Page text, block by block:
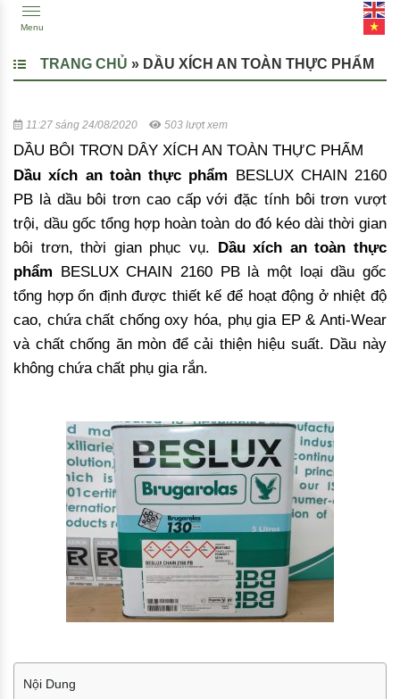
Menu
TRANG CHỦ » DẦU XÍCH AN TOÀN THỰC PHẨM
11:27 sáng 24/08/2020 503 lượt xem
DẦU BÔI TRƠN DÂY XÍCH AN TOÀN THỰC PHẨM
Dầu xích an toàn thực phẩm BESLUX CHAIN 2160
PB là dầu bôi trơn cao cấp với đặc tính bôi trơn vượt
trội, dầu gốc tổng hợp hoàn toàn do đó kéo dài thời gian
bôi trơn, thời gian phục vụ. Dầu xích an toàn thực
phẩm BESLUX CHAIN 2160 PB là một loại dầu gốc
tổng hợp ổn định được thiết kế để hoạt động ở nhiệt độ
cao, chứa chất chống oxy hóa, phụ gia EP & Anti-Wear
và chất chống ăn mòn để cải thiện hiệu suất. Dầu này
không chứa chất phụ gia rắn.
Nội Dung